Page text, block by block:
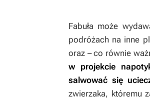
Fabuła może
podróżach na inne
oraz – co równie
w projekcie
salwować się
zwierzaka, któremu